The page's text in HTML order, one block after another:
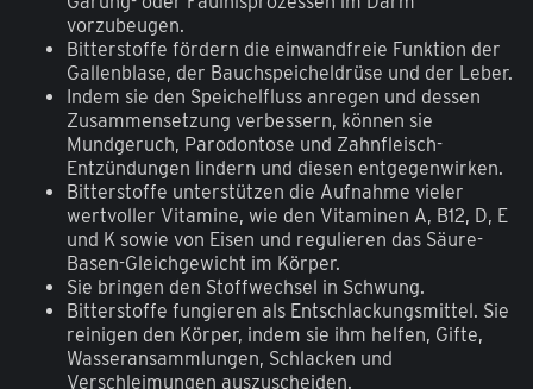
vorzubeugen.
Bitterstoffe fördern die einwandfreie Funktion der
Gallenblase, der Bauchspeicheldrüse und der Leber.
Indem sie den Speichelfluss anregen und dessen
Zusammensetzung verbessern, können sie
Mundgeruch, Parodontose und Zahnfleisch-
Entzündungen lindern und diesen entgegenwirken.
Bitterstoffe unterstützen die Aufnahme vieler
wertvoller Vitamine, wie den Vitaminen A, B12, D, E
und K sowie von Eisen und regulieren das Säure-
Basen-Gleichgewicht im Körper.
Sie bringen den Stoffwechsel in Schwung.
Bitterstoffe fungieren als Entschlackungsmittel. Sie
reinigen den Körper, indem sie ihm helfen, Gifte,
Wasseransammlungen, Schlacken und
Verschleimungen auszuscheiden.